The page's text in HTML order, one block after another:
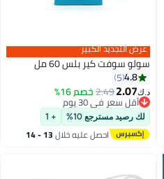
عرض التجديد الكبير
سولو سوفت كير بلس 60 مل
4.8
5
د.ك‏2.07
2.49خصم 16%
أقل سعر في 30 يوم
أقل سعر في 30 يوم
لك رصيد مسترجع 10% + 1
احصل عليه خلال 13 - 14